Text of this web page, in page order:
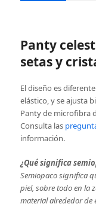
Panty
setas y
El diseño es
elástico, y se ajusta
Panty de microfibra
Consulta las
información.
¿Qué significa
Semiopaco significa
piel, sobre todo en la
material alrededor de